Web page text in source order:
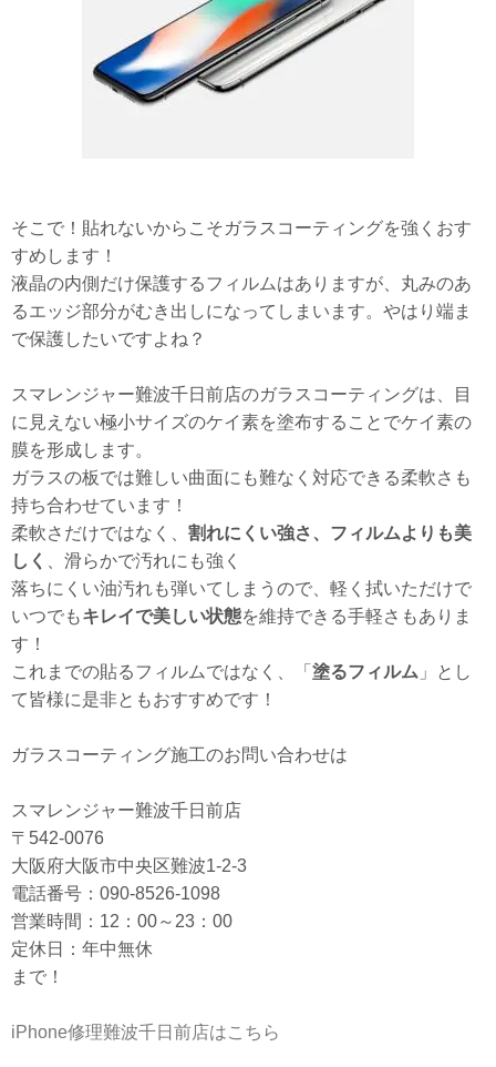
そこで！貼れないからこそガラスコーティングを強くおす
すめします！
液晶の内側だけ保護するフィルムはありますが、丸みのあ
るエッジ部分がむき出しになってしまいます。やはり端ま
で保護したいですよね？
スマレンジャー難波千日前店のガラスコーティングは、目
に見えない極小サイズのケイ素を塗布することでケイ素の
膜を形成します。
ガラスの板では難しい曲面にも難なく対応できる柔軟さも
持ち合わせています！
柔軟さだけではなく、 割れにくい強さ、フィルムよりも美
しく
、滑らかで汚れにも強く
落ちにくい油汚れも弾いてしまうので、軽く拭いただけで
いつでもキレイで美しい状態を維持できる手軽さもありま
す！
これまでの貼るフィルムではなく、「 塗るフィルム 」とし
て皆様に是非ともおすすめです！
ガラスコーティング施工のお問い合わせは
スマレンジャー難波千日前店
〒542-0076
大阪府大阪市中央区難波1-2-3
電話番号：090-8526-1098
営業時間：12：00～23：00
定休日：年中無休
まで！
iPhone修理難波千日前店はこちら